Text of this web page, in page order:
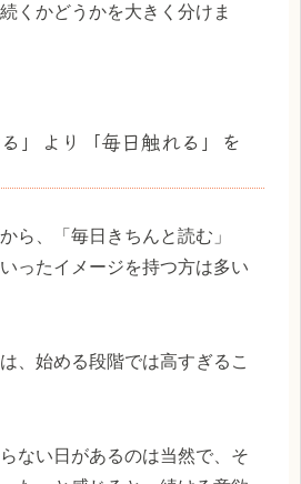
くかどうかを大きく分けま
る」より「毎日触れる」を
ら、「毎日きちんと読む」
ったイメージを持つ方は多い
、始める段階では高すぎるこ
ない日があるのは当然で、そ